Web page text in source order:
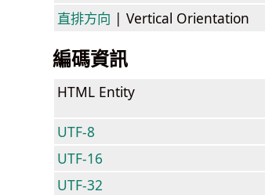
直排方向 | Vertical Orientation
編碼資訊
HTML Entity
UTF-8
UTF-16
UTF-32